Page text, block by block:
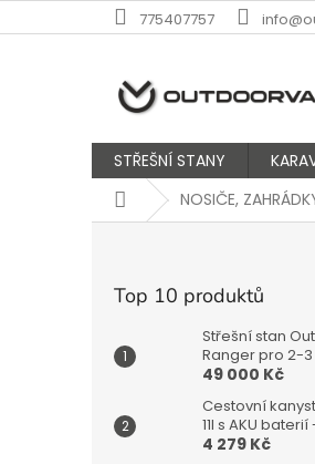
na
775407757
STŘEŠNÍ STANY
DomůNOSIČE,
Top 10 produktů
Střešní stan
Ranger pro 2-
49 000 Kč
Cestovní
11l s AKU
4 279 Kč